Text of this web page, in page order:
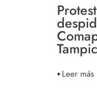
Leer más